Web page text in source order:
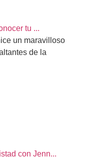
tu ...
un maravilloso
de la
con Jenn...